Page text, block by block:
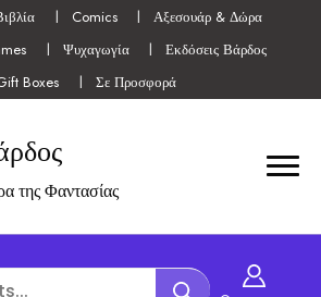
Comics
Αξεσουάρ & Δώρα
Ψυχαγωγία
Εκδόσεις Βάρδος
Boxes
Σε Προσφορά
της Φαντασίας